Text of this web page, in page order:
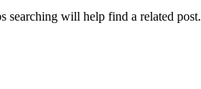
searching will help find a related post.